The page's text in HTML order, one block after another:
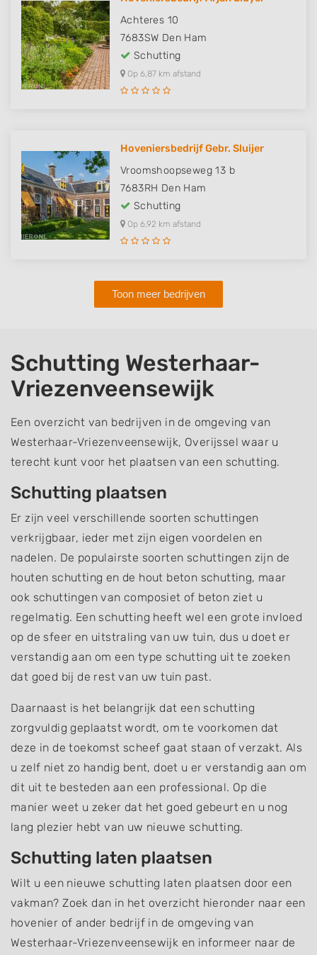
Achteres 10
7683SW Den Ham
Schutting
Op 6,87 km afstand
Hoveniersbedrijf Gebr. Sluijer
Vroomshoopseweg 13 b
7683RH Den Ham
Schutting
Op 6,92 km afstand
Toon meer bedrijven
Schutting Westerhaar-
Vriezenveensewijk
Een overzicht van bedrijven in de omgeving van
Westerhaar-Vriezenveensewijk, Overijssel waar u
terecht kunt voor het plaatsen van een schutting.
Schutting plaatsen
Er zijn veel verschillende soorten schuttingen
verkrijgbaar, ieder met zijn eigen voordelen en
nadelen. De populairste soorten schuttingen zijn de
houten schutting en de hout beton schutting, maar
ook schuttingen van composiet of beton ziet u
regelmatig. Een schutting heeft wel een grote invloed
op de sfeer en uitstraling van uw tuin, dus u doet er
verstandig aan om een type schutting uit te zoeken
dat goed bij de rest van uw tuin past.
Daarnaast is het belangrijk dat een schutting
zorgvuldig geplaatst wordt, om te voorkomen dat
deze in de toekomst scheef gaat staan of verzakt. Als
u zelf niet zo handig bent, doet u er verstandig aan om
dit uit te besteden aan een professional. Op die
manier weet u zeker dat het goed gebeurt en u nog
lang plezier hebt van uw nieuwe schutting.
Schutting laten plaatsen
Wilt u een nieuwe schutting laten plaatsen door een
vakman? Zoek dan in het overzicht hieronder naar een
hovenier of ander bedrijf in de omgeving van
Westerhaar-Vriezenveensewijk en informeer naar de